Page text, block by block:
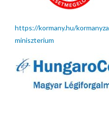
https://kormany.hu/
miniszterium